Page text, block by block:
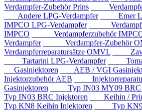
Verdampfer-Zubehör Prins
Verdampfer-
Andere LPG-Verdampfer
Emer
IMPCO LPG-Verdampfer
IMPCO
Verdampferzubehör
Verdampfer
Verdampfer-Zubehör
Verdampferreparatursätze OMVL
Zavoli
Tartarini LPG-Verdampfer
Gasinjektoren
AEB / VGI
Injektorzubehör AEB
Gasinjektoren
Typ IN03 MY09 BRC
Typ IN03 BRC Injektoren
Keihin /
Typ KN8 Keihin Injektoren
Typ KN9